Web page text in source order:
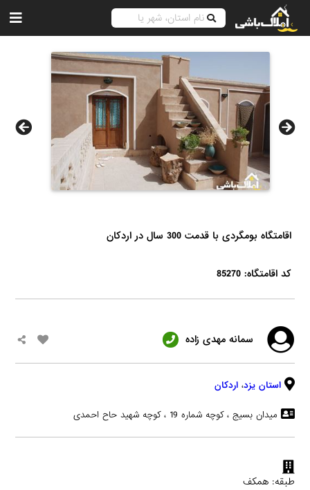
اقامتگاه بومگردی با قدمت 300 سال در اردکان
کد اقامتگاه: 85270
سمانه مهدی زاده
استان یزد، اردکان
میدان بسیج ، کوچه شماره 19 ، کوچه شهید حاح احمدی
طبقه: همکف